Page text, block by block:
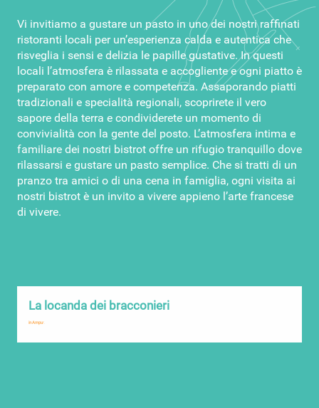
Vi invitiamo a gustare un pasto in uno dei nostri raffinati
ristoranti locali per un’esperienza calda e autentica che
risveglia i sensi e delizia le papille gustative. In questi
locali l’atmosfera è rilassata e accogliente e ogni piatto è
preparato con amore e competenza. Assaporando piatti
tradizionali e specialità regionali, scoprirete il vero
sapore della terra e condividerete un momento di
convivialità con la gente del posto. L’atmosfera intima e
familiare dei nostri bistrot offre un rifugio tranquillo dove
rilassarsi e gustare un pasto semplice. Che si tratti di un
pranzo tra amici o di una cena in famiglia, ogni visita ai
nostri bistrot è un invito a vivere appieno l’arte francese
di vivere.
La locanda dei bracconieri
in Ampus